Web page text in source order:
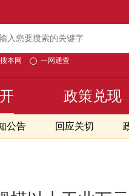
搜本网 一网通查
公告 回应关切
政策兑现